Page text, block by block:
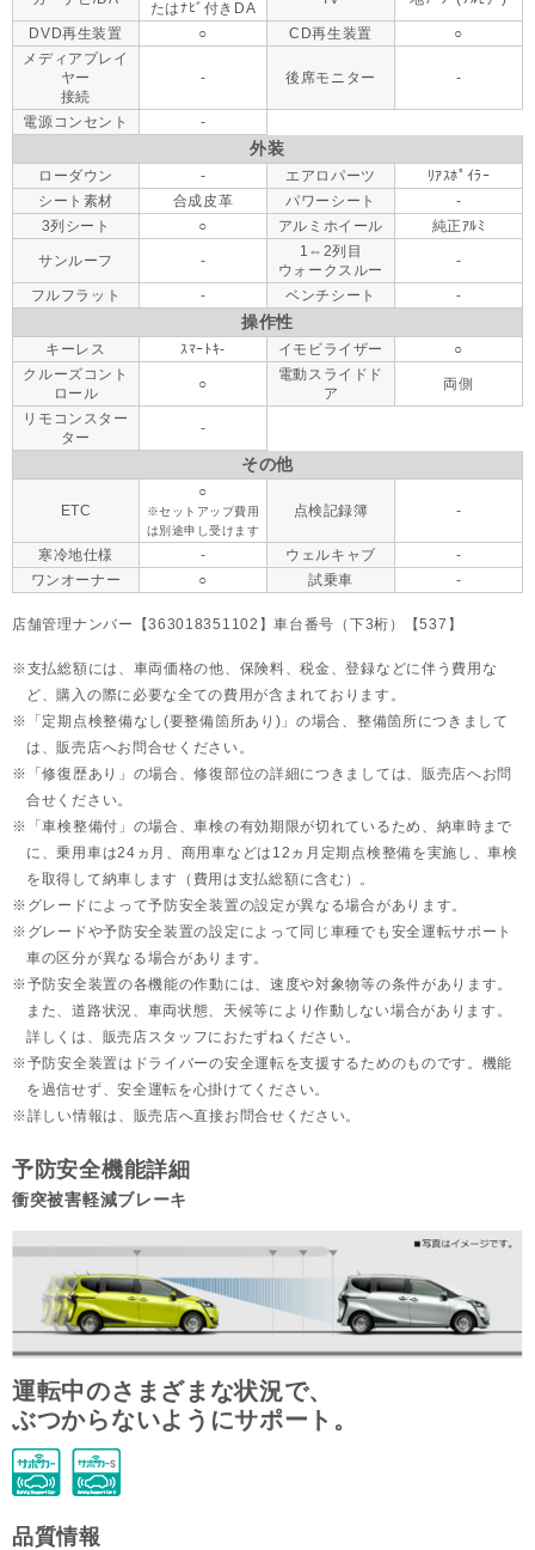
たはﾅﾋﾞ付きDA
DVD再生装置 ○ CD再生装置
○
メディアプレイ
ヤー
接続
- 後席モニター -
電源コンセント -
外装
ローダウン - エアロパーツ
ﾘｱｽﾎﾟｲﾗｰ
シート素材
合成皮革 パワーシート
-
3列シート
○ アルミホイール 純正ｱﾙﾐ
サンルーフ -
1⇔2列目
ウォークスルー
-
フルフラット - ベンチシート -
操作性
キーレス ｽﾏｰﾄｷ- イモビライザー
○
クルーズコント
ロール
○
電動スライドド
ア
両側
リモコンスター
ター
-
その他
ETC
○
※セットアップ費用
は別途申し受けます
点検記録簿 -
寒冷地仕様 - ウェルキャブ
-
ワンオーナー
○ 試乗車 -
店舗管理ナンバー【363018351102】車台番号（下3桁）【537】
支払総額には、車両価格の他、保険料、税金、登録などに伴う費用な
ど、購入の際に必要な全ての費用が含まれております。
「定期点検整備なし(要整備箇所あり)」の場合、整備箇所につきまして
は、販売店へお問合せください。
「修復歴あり」の場合、修復部位の詳細につきましては、販売店へお問
合せください。
「車検整備付」の場合、車検の有効期限が切れているため、納車時まで
に、乗用車は24ヵ月、 商用車などは12ヵ月定期点検整備を実施し、車検
を取得して納車します（費用は支払総額に含む）。
グレードによって予防安全装置の設定が異なる場合があります。
グレードや予防安全装置の設定によって同じ車種でも安全運転サポート
車の区分が異なる場合があります。
予防安全装置の各機能の作動には、速度や対象物等の条件があります。
また、道路状況、車両状態、天候等により作動しない場合があります。
詳しくは、販売店スタッフにおたずねください。
予防安全装置はドライバーの安全運転を支援するためのものです。機能
を過信せず、安全運転を心掛けてください。
詳しい情報は、販売店へ直接お問合せください。
予防安全機能詳細
衝突被害軽減ブレーキ
運転中のさまざまな状況で、
ぶつからないようにサポート。
品質情報